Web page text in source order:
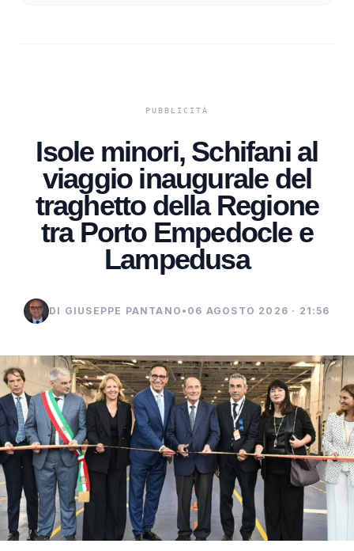
Isole minori, Schifani al
viaggio inaugurale del
traghetto della Regione
tra Porto Empedocle e
Lampedusa
DI GIUSEPPE PANTANO • 06 AGOSTO 2026 · 21:56